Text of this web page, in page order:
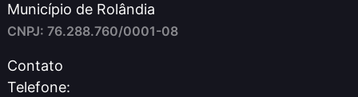
Município de Rolândia
CNPJ: 76.288.760/0001-08
Contato
Telefone: